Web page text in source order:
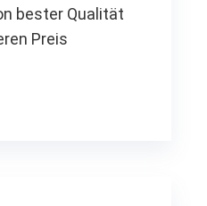
bester Qualität
Preis